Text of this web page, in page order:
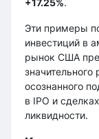
+17.25%.
Эти примеры
инвестиций в
рынок США
значительного
осознанного
в IPO и
ликвидности.